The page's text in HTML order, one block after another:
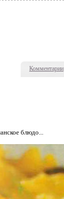
Комментарии
блюдо...